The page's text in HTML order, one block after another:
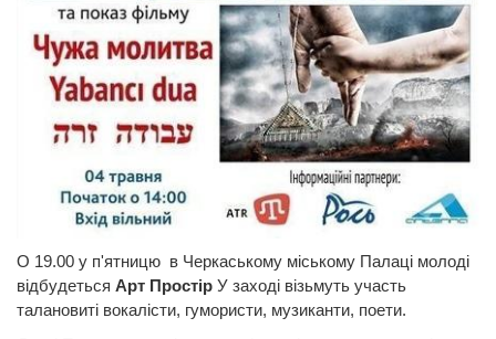
О 19.00 у п'ятницю в Черкаському міському Палаці молоді
відбудеться Арт Простір У заході візьмуть участь
талановиті вокалісти, гумористи, музиканти, поети.